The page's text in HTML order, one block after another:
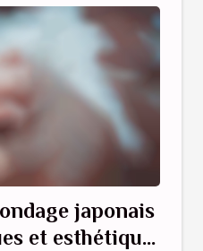
japonais
et esthétique